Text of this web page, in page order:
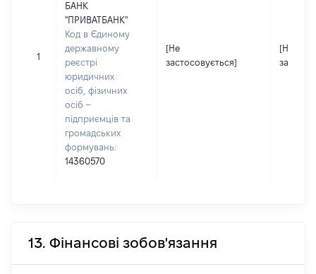
1
БАНК
"ПРИВАТБАНК"
Код в Єдиному
державному
реєстрі
юридичних
осіб, фізичних
осіб –
підприємців та
громадських
формувань:
14360570
[Не
застосовується]
[Не
13. Фінансові зобов'язання